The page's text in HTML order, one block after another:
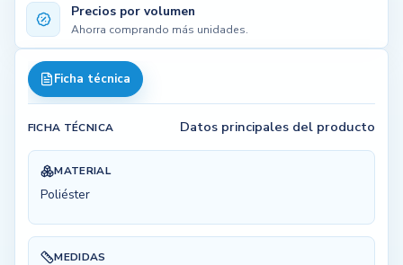
Precios por volumen
Ahorra comprando más unidades.
Ficha técnica
FICHA TÉCNICA Datos principales del producto
MATERIAL
Poliéster
MEDIDAS